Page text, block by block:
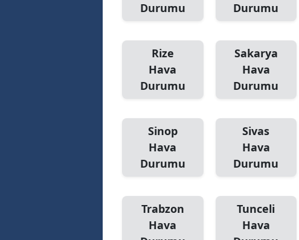
Karabük
Kilis
Osmaniye
Düzce
Durumu
Durumu
Rize
Hava
Durumu
Sakarya
Hava
Durumu
Sinop
Hava
Durumu
Sivas
Hava
Durumu
Trabzon
Hava
Tunceli
Hava